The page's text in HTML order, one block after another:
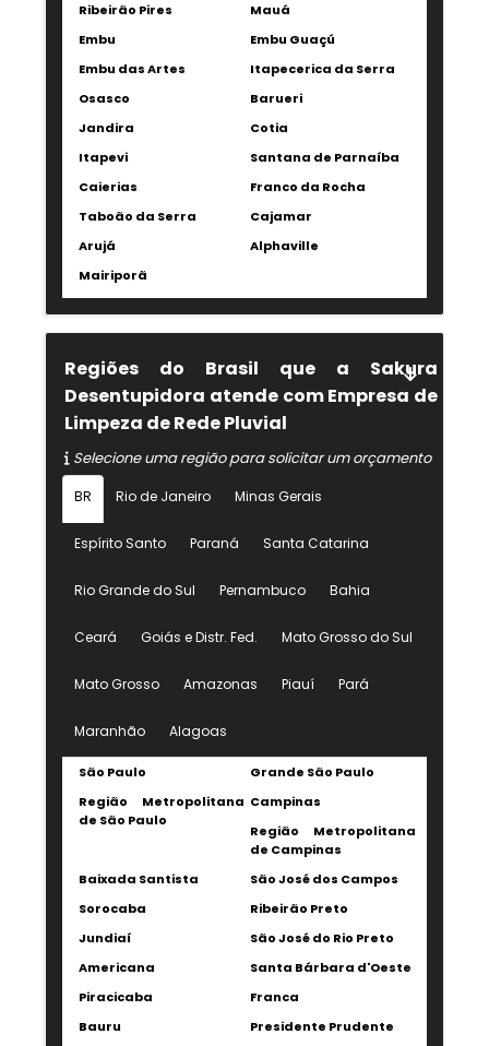
Ribeirão Pires
Mauá
Embu
Embu Guaçú
Embu das Artes
Itapecerica da Serra
Osasco
Barueri
Jandira
Cotia
Itapevi
Santana de Parnaíba
Caierias
Franco da Rocha
Taboão da Serra
Cajamar
Arujá
Alphaville
Mairiporã
Regiões do Brasil que a Sakura
Desentupidora atende com Empresa de
Limpeza de Rede Pluvial
Selecione uma região para solicitar um orçamento
BR Rio de Janeiro Minas Gerais
Espírito Santo Paraná Santa Catarina
Rio Grande do Sul Pernambuco Bahia
Ceará Goiás e Distr. Fed. Mato Grosso do Sul
Mato Grosso Amazonas Piauí Pará
Maranhão Alagoas
São Paulo
Grande São Paulo
Região Metropolitana
de São Paulo
Campinas
Região Metropolitana
de Campinas
Baixada Santista
São José dos Campos
Sorocaba
Ribeirão Preto
Jundiaí
São José do Rio Preto
Americana
Santa Bárbara d'Oeste
Piracicaba
Franca
Bauru
Presidente Prudente